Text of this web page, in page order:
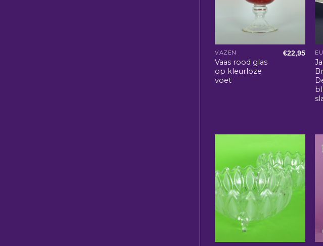
VAZEN
Vaas rood glas
op kleurloze
voet
€22,95